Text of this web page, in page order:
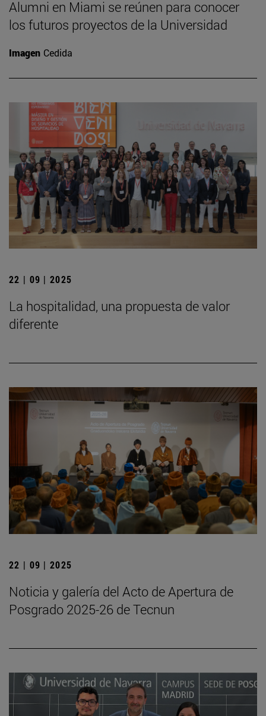
Alumni en Miami se reúnen para conocer
los futuros proyectos de la Universidad
Imagen Cedida
22 | 09 | 2025
La hospitalidad, una propuesta de valor
diferente
22 | 09 | 2025
Noticia y galería del Acto de Apertura de
Posgrado 2025-26 de Tecnun